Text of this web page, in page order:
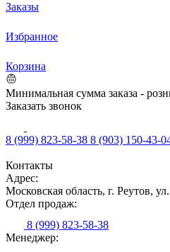
Заказы
Избранное
Корзина
Минимальная сумма заказа -
Заказать звонок
8 (999) 823-58-38 8 (903) 150-43-
Контакты
Адрес:
Московская область, г. Реутов,
Отдел продаж:
8 (999) 823-58-38
Менеджер: